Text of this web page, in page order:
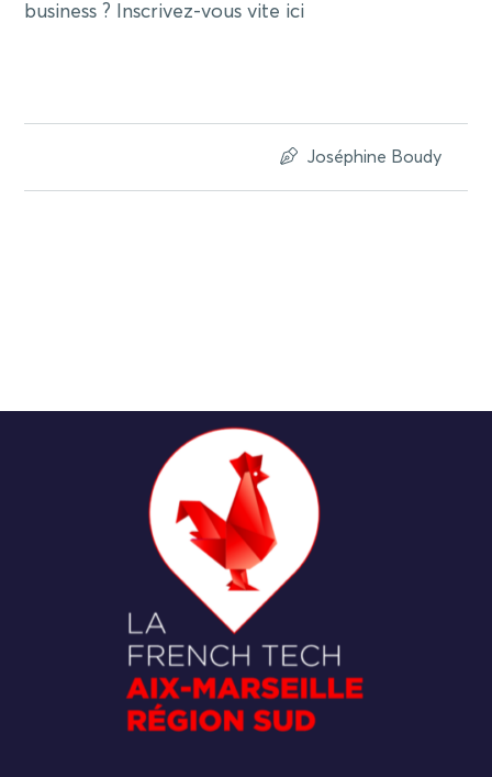
business ? Inscrivez-vous vite ici
Joséphine Boudy